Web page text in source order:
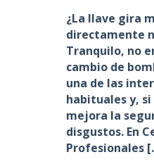
¿La llave gira
directamente
Tranquilo, no
cambio de
una de las
habituales y, si
mejora la
disgustos. En
Profesionales